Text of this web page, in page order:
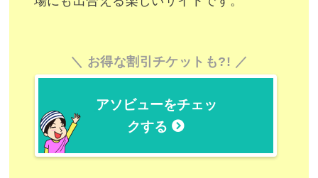
お得な割引チケットも?!
アソビューをチェッ
クする